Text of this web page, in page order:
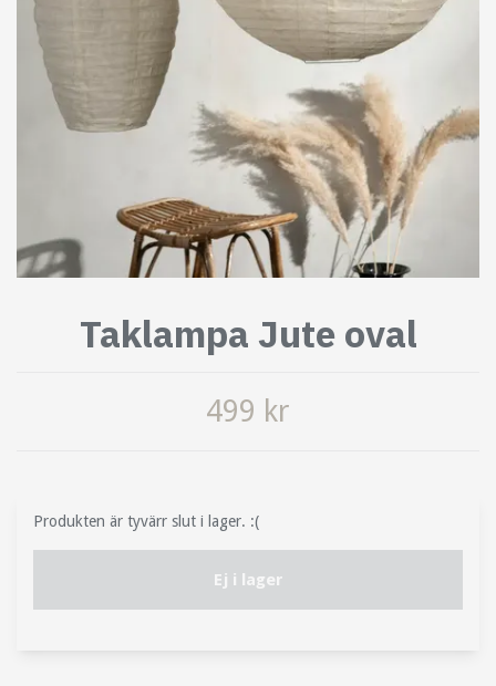
Taklampa Jute oval
499 kr
Produkten är tyvärr slut i lager. :(
Ej i lager